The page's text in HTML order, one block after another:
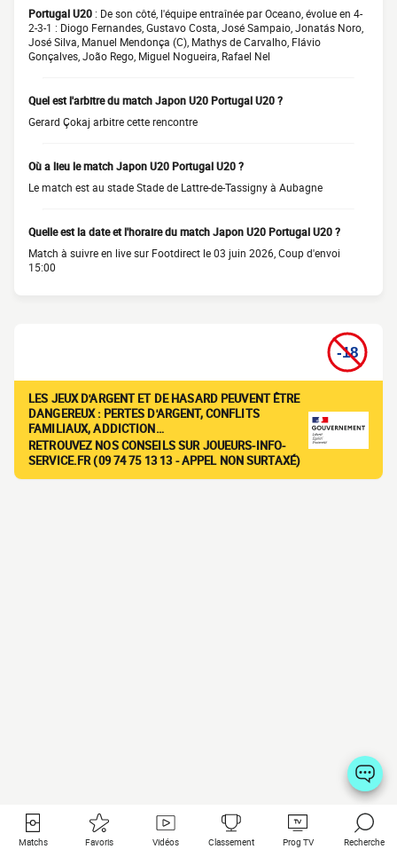
Portugal U20 : De son côté, l'équipe entraînée par Oceano, évolue en 4-
2-3-1 : Diogo Fernandes, Gustavo Costa, José Sampaio, Jonatás Noro,
José Silva, Manuel Mendonça (C), Mathys de Carvalho, Flávio
Gonçalves, João Rego, Miguel Nogueira, Rafael Nel
Quel est l'arbitre du match Japon U20 Portugal U20 ?
Gerard Çokaj arbitre cette rencontre
Où a lieu le match Japon U20 Portugal U20 ?
Le match est au stade Stade de Lattre-de-Tassigny à Aubagne
Quelle est la date et l'horaire du match Japon U20 Portugal U20 ?
Match à suivre en live sur Footdirect le 03 juin 2026, Coup d'envoi
15:00
LES JEUX D'ARGENT ET DE HASARD PEUVENT ÊTRE
DANGEREUX : PERTES D'ARGENT, CONFLITS
FAMILIAUX, ADDICTION…
RETROUVEZ NOS CONSEILS SUR JOUEURS-INFO-
SERVICE.FR (09 74 75 13 13 - APPEL NON SURTAXÉ)
Matchs Favoris Vidéos Classement Prog TV Recherche